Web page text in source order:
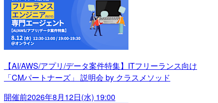
【AI/AWS/アプリ/データ案件特集】ITフリーランス向け
「CMパートナーズ」 説明会 by クラスメソッド
開催前2026年8月12日(水) 19:00